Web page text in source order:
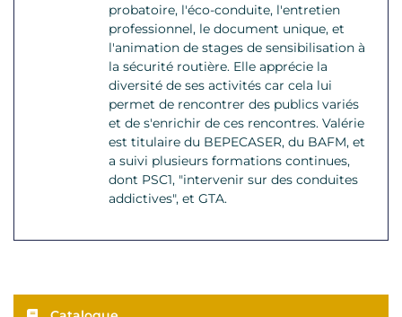
probatoire, l'éco-conduite, l'entretien
professionnel, le document unique, et
l'animation de stages de sensibilisation à
la sécurité routière. Elle apprécie la
diversité de ses activités car cela lui
permet de rencontrer des publics variés
et de s'enrichir de ces rencontres. Valérie
est titulaire du BEPECASER, du BAFM, et
a suivi plusieurs formations continues,
dont PSC1, "intervenir sur des conduites
addictives", et GTA.